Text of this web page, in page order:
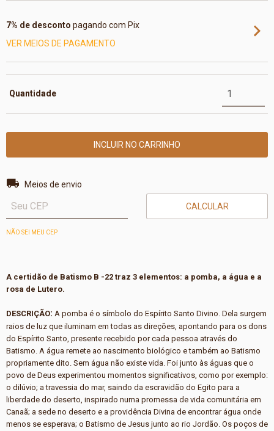
7% de desconto pagando com Pix
VER MEIOS DE PAGAMENTO
Quantidade
Entregas para o CEP:
Meios de envio
CALCULAR
NÃO SEI MEU CEP
A certidão de Batismo B -22 traz 3 elementos: a pomba, a água e a
rosa de Lutero.
DESCRIÇÃO: A pomba é o símbolo do Espírito Santo Divino. Dela surgem
raios de luz que iluminam em todas as direções, apontando para os dons
do Espírito Santo, presente recebido por cada pessoa através do
Batismo. A água remete ao nascimento biológico e também ao Batismo
propriamente dito. Sem água não existe vida. Foi junto às águas que o
povo de Deus experimentou momentos significativos, como por exemplo:
o dilúvio; a travessia do mar, saindo da escravidão do Egito para a
liberdade do deserto, inspirado numa promessa de vida comunitária em
Canaã; a sede no deserto e a providência Divina de encontrar água onde
menos se esperava; o Batismo de Jesus junto ao rio Jordão. Os poços de